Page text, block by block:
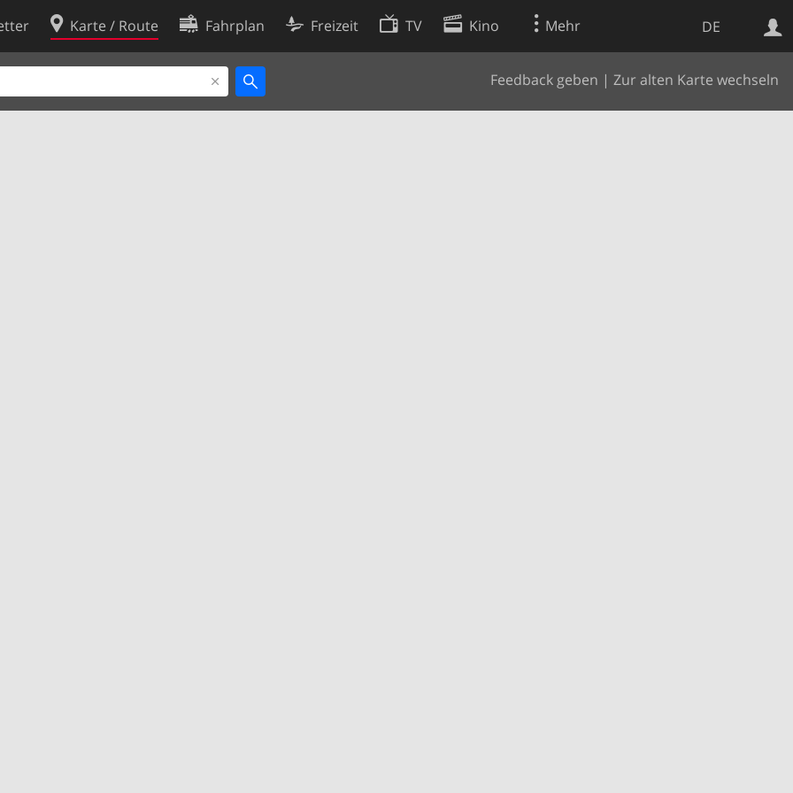
DE
Karte / Route Fahrplan Freizeit TV Kino Mehr
Feedback geben | Zur alten Karte wechseln
Websuche
Cookie-Richtlinie
Cookie-Einstellungen